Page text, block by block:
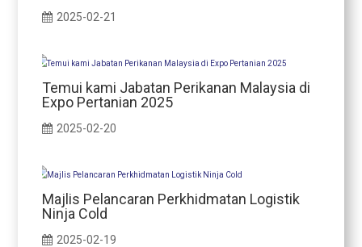
2025-02-21
Temui kami Jabatan Perikanan Malaysia di
Expo Pertanian 2025
2025-02-20
Majlis Pelancaran Perkhidmatan Logistik
Ninja Cold
2025-02-19